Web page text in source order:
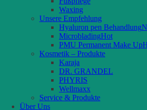
Waxing
Unsere Empfehlung
Hyaluron pen Behandlung
Microblading
PMU Permanent Make Up
Kosmetik – Produkte
Karaja
DR. GRANDEL
PHYRIS
Wellmaxx
Service & Produkte
Über Uns